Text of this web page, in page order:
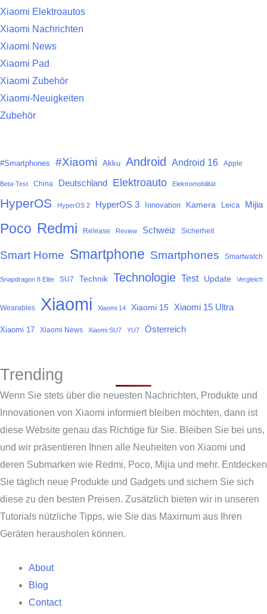
Xiaomi Elektroautos
Xiaomi Nachrichten
Xiaomi News
Xiaomi Pad
Xiaomi Zubehör
Xiaomi-Neuigkeiten
Zubehör
#Smartphones #Xiaomi Akku Android Android 16 Apple
Beta-Test China Deutschland Elektroauto Elektromobilität
HyperOS HyperOS 2 HyperOS 3 Innovation Kamera Leica Mijia
Poco Redmi Release Review Schweiz Sicherheit
Smart Home Smartphone Smartphones Smartwatch
Snapdragon 8 Elite SU7 Technik Technologie Test Update Vergleich
Wearables Xiaomi Xiaomi 14 Xiaomi 15 Xiaomi 15 Ultra
Xiaomi 17 Xiaomi News Xiaomi SU7 YU7 Österreich
Trending
Wenn Sie stets über die neuesten Nachrichten, Produkte und
Innovationen von Xiaomi informiert bleiben möchten, dann ist
diese Website genau das Richtige für Sie. Bleiben Sie bei uns,
und wir präsentieren Ihnen alle Neuheiten von Xiaomi und
deren Submarken wie Redmi, Poco, Mijia und mehr. Entdecken
Sie täglich neue Produkte und Gadgets und sichern Sie sich
diese zu den besten Preisen. Zusätzlich bieten wir in unseren
Tutorials nützliche Tipps, wie Sie das Maximum aus Ihren
Geräten herausholen können.
About
Blog
Contact